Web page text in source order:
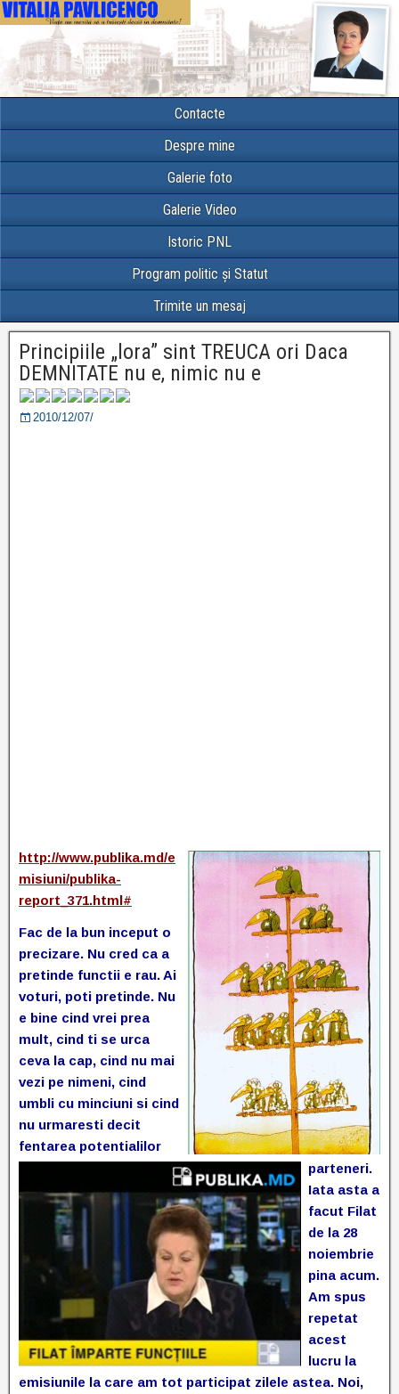
Contacte
Despre mine
Galerie foto
Galerie Video
Istoric PNL
Program politic și Statut
Trimite un mesaj
Principiile „lora” sint TREUCA ori Daca
DEMNITATE nu e, nimic nu e
2010/12/07/
http://www.publika.md/e
misiuni/publika-
report_371.html#
Fac de la bun inceput o
precizare. Nu cred ca a
pretinde functii e rau. Ai
voturi, poti pretinde. Nu
e bine cind vrei prea
mult, cind ti se urca
ceva la cap, cind nu mai
vezi pe nimeni, cind
umbli cu minciuni si cind
nu urmaresti decit
fentarea potentialilor
parteneri.
Iata asta a
facut Filat
de la 28
noiembrie
pina acum.
Am spus
repetat
acest
lucru la
emisiunile la care am tot participat zilele astea. Noi,